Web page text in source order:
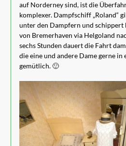
auf Norderney sind, ist die
komplexer. Dampfschiff „Roland“
unter den Dampfern und schippert
von Bremerhaven via Helgoland
sechs Stunden dauert die Fahrt
die eine und andere Dame gerne in
gemütlich. 🙂